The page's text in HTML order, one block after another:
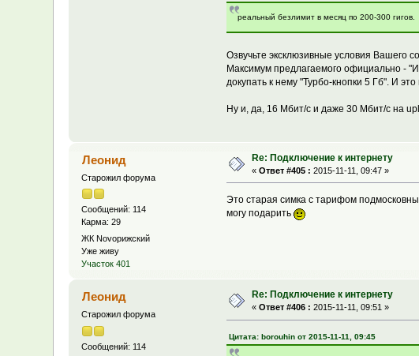
реальный безлимит в месяц по 200-300 гигов.
Озвучьте эксклюзивные условия Вашего
Максимум предлагаемого официально -
докупать к нему "Турбо-кнопки 5 Гб". И
Ну и, да, 16 Мбит/с и даже 30 Мбит/с на
Леонид
Старожил форума
Сообщений: 114
Карма: 29
ЖК Novoрижский
Уже живу
Участок 401
Re: Подключение к интернету
«Ответ #405 : 2015-11-11, 09:47 »
Это старая симка с тарифом
могу подарить
Леонид
Старожил форума
Сообщений: 114
Re: Подключение к интернету
«Ответ #406 : 2015-11-11, 09:51 »
Цитата: borouhin от 2015-11-11, 09:45